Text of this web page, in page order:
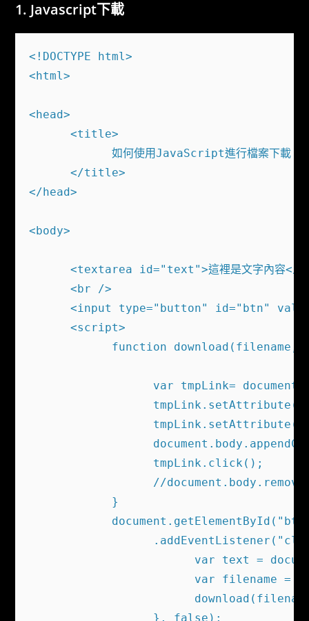
Javascript下載
<!DOCTYPE html>
<html>
<head>
      <title>
            如何使用JavaScript進行檔案下載
      </title>
</head>
<body>
<textarea id="text">這裡是文字內容</
      <br />
<input type="button" id="btn"
      <script>
function download(filename,
var tmpLink=
                  tmpLink.click();
//
            }
var text =
var filename =
                  }, false);